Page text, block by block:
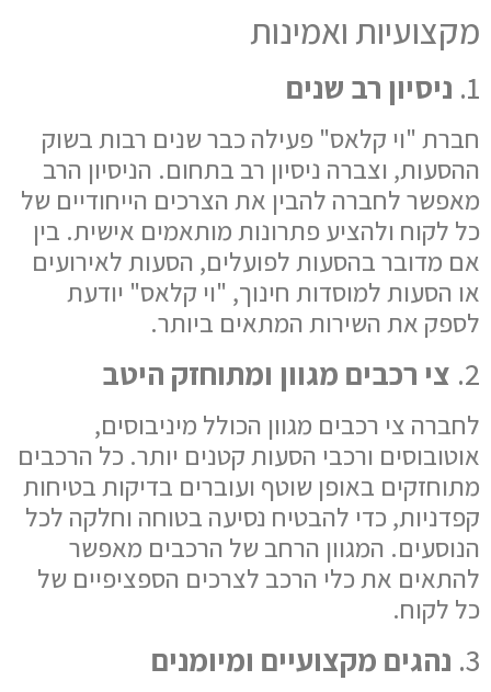
מקצועיות ואמינות
1. ניסיון רב שנים
חברת "וי קלאס" פעילה כבר שנים רבות בשוק
ההסעות, וצברה ניסיון רב בתחום. הניסיון הרב
מאפשר לחברה להבין את הצרכים הייחודיים של
כל לקוח ולהציע פתרונות מותאמים אישית. בין
אם מדובר בהסעות לפועלים, הסעות לאירועים
או הסעות למוסדות חינוך, "וי קלאס" יודעת
לספק את השירות המתאים ביותר.
2. צי רכבים מגוון ומתוחזק היטב
לחברה צי רכבים מגוון הכולל מיניבוסים,
אוטובוסים ורכבי הסעות קטנים יותר. כל הרכבים
מתוחזקים באופן שוטף ועוברים בדיקות בטיחות
קפדניות, כדי להבטיח נסיעה בטוחה וחלקה לכל
הנוסעים. המגוון הרחב של הרכבים מאפשר
להתאים את כלי הרכב לצרכים הספציפיים של
כל לקוח.
3. נהגים מקצועיים ומיומנים